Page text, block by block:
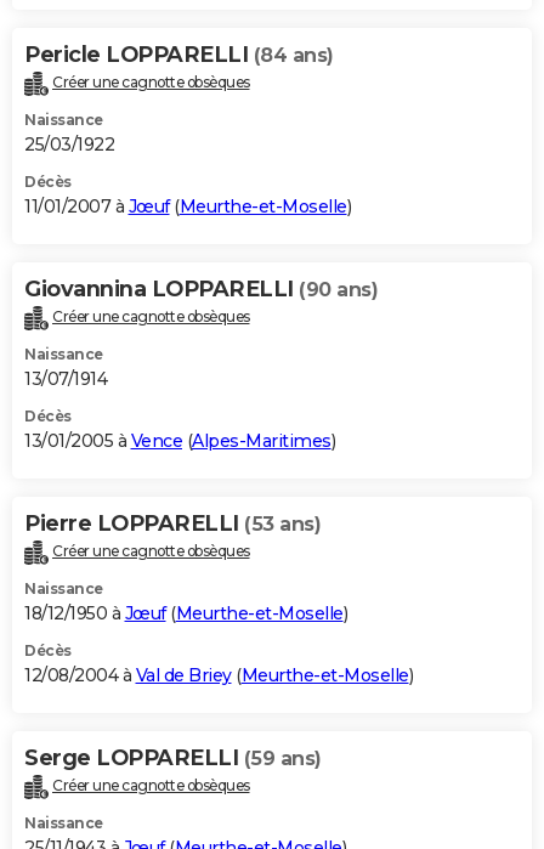
Pericle LOPPARELLI (84 ans)
Créer une cagnotte obsèques
Naissance
25/03/1922
Décès
11/01/2007 à Jœuf(Meurthe-et-Moselle)
Giovannina LOPPARELLI (90 ans)
Créer une cagnotte obsèques
Naissance
13/07/1914
Décès
13/01/2005 à Vence (Alpes-Maritimes)
Pierre LOPPARELLI (53 ans)
Créer une cagnotte obsèques
Naissance
18/12/1950 à Jœuf(Meurthe-et-Moselle)
Décès
12/08/2004 à Val de Briey(Meurthe-et-Moselle)
Serge LOPPARELLI (59 ans)
Créer une cagnotte obsèques
Naissance